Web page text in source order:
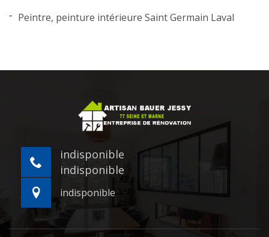
Peintre, peinture intérieure Saint Germain Laval
indisponible
indisponible
indisponible